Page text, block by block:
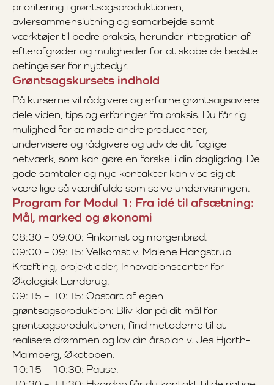
prioritering i grøntsagsproduktionen,
avlersammenslutning og samarbejde samt
værktøjer til bedre praksis, herunder integration af
efterafgrøder og muligheder for at skabe de bedste
betingelser for nyttedyr.
Grøntsagskursets indhold
På kurserne vil rådgivere og erfarne grøntsagsavlere
dele viden, tips og erfaringer fra praksis. Du får rig
mulighed for at møde andre producenter,
undervisere og rådgivere og udvide dit faglige
netværk, som kan gøre en forskel i din dagligdag. De
gode samtaler og nye kontakter kan vise sig at
være lige så værdifulde som selve undervisningen.
Program for Modul 1: Fra idé til afsætning:
Mål, marked og økonomi
08:30 – 09:00: Ankomst og morgenbrød.
09:00 – 09:15: Velkomst v. Malene Hangstrup
Kræfting, projektleder, Innovationscenter for
Økologisk Landbrug.
09:15 – 10:15: Opstart af egen
grøntsagsproduktion: Bliv klar på dit mål for
grøntsagsproduktionen, find metoderne til at
realisere drømmen og lav din årsplan v. Jes Hjorth-
Malmberg, Økotopen.
10:15 – 10:30: Pause.